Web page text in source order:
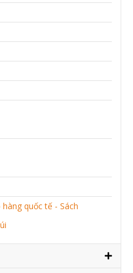
quốc tế - Sách